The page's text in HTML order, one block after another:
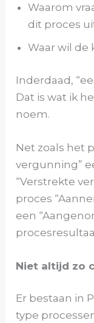
Waarom
dit proces
Waar wil de
Inderdaad,
Dat is wat ik
noem.
Net zoals het
vergunning”
“Verstrekte
proces
een
Niet altijd zo
Er bestaan in
type